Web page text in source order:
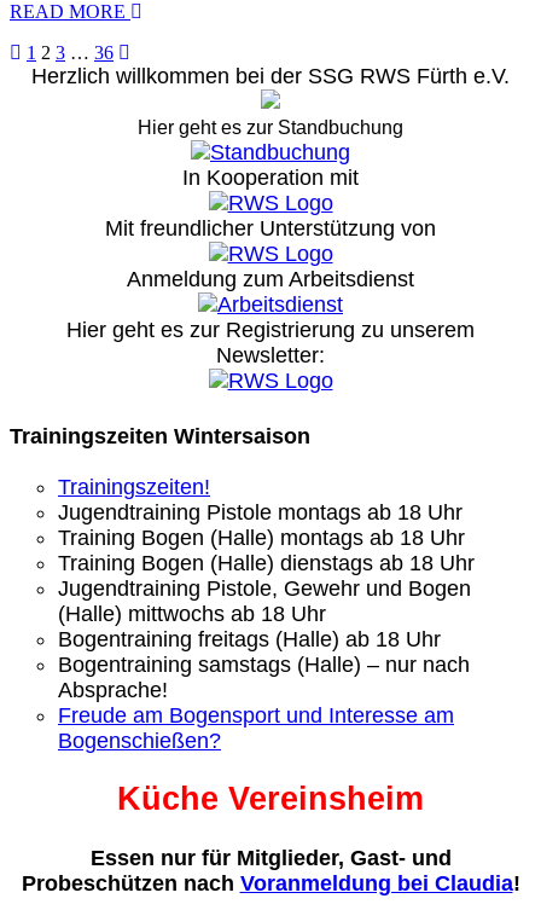
READ MORE
Seitennummerierung
der
1 2 3 … 36
Herzlich willkommen bei der SSG RWS Fürth e.V.
Hier geht es zur Standbuchung
In Kooperation mit
Mit freundlicher Unterstützung von
Anmeldung zum Arbeitsdienst
Hier geht es zur Registrierung zu unserem
Newsletter:
Trainingszeiten Wintersaison
Trainingszeiten!
Jugendtraining Pistole montags ab 18 Uhr
Training Bogen (Halle) montags ab 18 Uhr
Training Bogen (Halle) dienstags ab 18 Uhr
Jugendtraining Pistole, Gewehr und Bogen
(Halle) mittwochs ab 18 Uhr
Bogentraining freitags (Halle) ab 18 Uhr
Bogentraining samstags (Halle) – nur nach
Absprache!
Freude am Bogensport und Interesse am
Bogenschießen?
Küche Vereinsheim
Essen nur für Mitglieder, Gast- und
Probeschützen nach Voranmeldung bei Claudia!